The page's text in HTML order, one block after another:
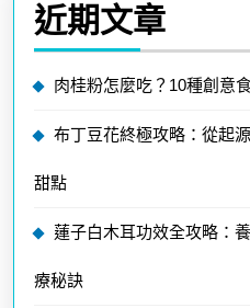
近期文章
肉桂粉怎麼吃？10種創意
布丁豆花終極攻略：從起
甜點
蓮子白木耳功效全攻略：
療秘訣